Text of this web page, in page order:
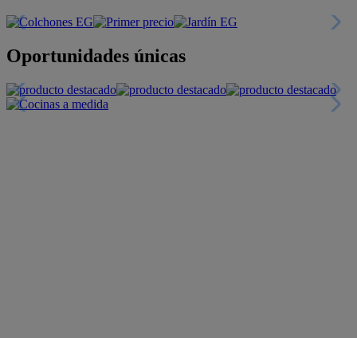
Oportunidades únicas